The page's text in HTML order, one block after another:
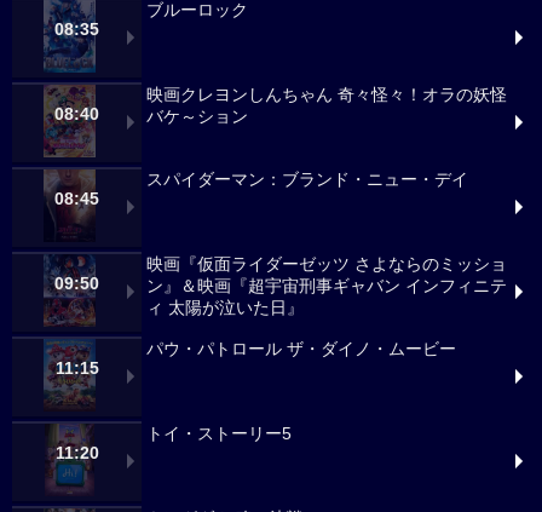
08:35
ブルーロック
08:40
映画クレヨンしんちゃん 奇々怪々！オラの妖怪
バケ～ション
08:45
スパイダーマン：ブランド・ニュー・デイ
09:50
映画『仮面ライダーゼッツ さよならのミッショ
ン』＆映画『超宇宙刑事ギャバン インフィニテ
ィ 太陽が泣いた日』
11:15
パウ・パトロール ザ・ダイノ・ムービー
11:20
トイ・ストーリー5